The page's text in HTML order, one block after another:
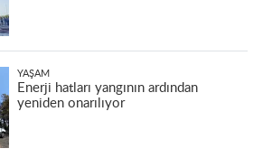
YAŞAM
Enerji hatları yangının ardından
yeniden onarılıyor